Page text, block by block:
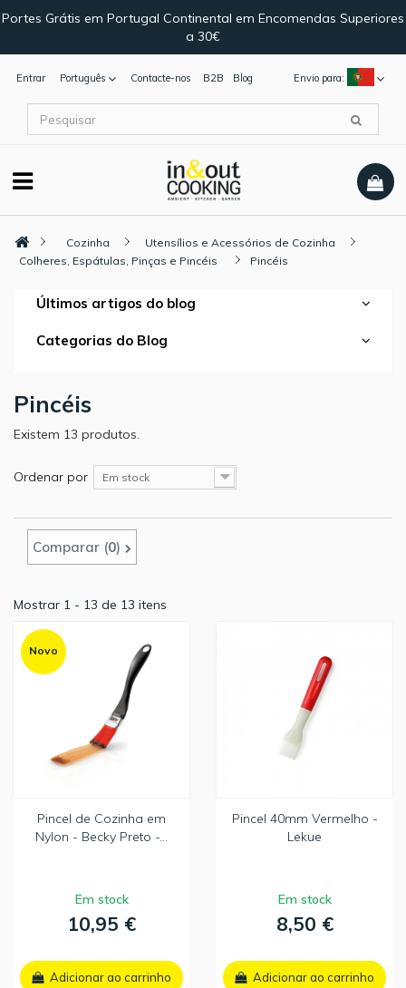
Portes Grátis em Portugal Continental em Encomendas Superiores
a 30€
Entrar Português Envio para:
Contacte-nos B2B Blog
Cozinha
Utensílios e Acessórios de Cozinha
Colheres, Espátulas, Pinças e Pincéis
Pincéis
Últimos artigos do blog
Categorias do Blog
Pincéis
Existem 13 produtos.
Ordenar por Em stock
Comparar (0)
Mostrar 1 - 13 de 13 itens
Novo
Pincel de Cozinha em
Nylon - Becky Preto -...
Em stock
10,95 €
Adicionar ao carrinho
Pincel 40mm Vermelho -
Lekue
Em stock
8,50 €
Adicionar ao carrinho